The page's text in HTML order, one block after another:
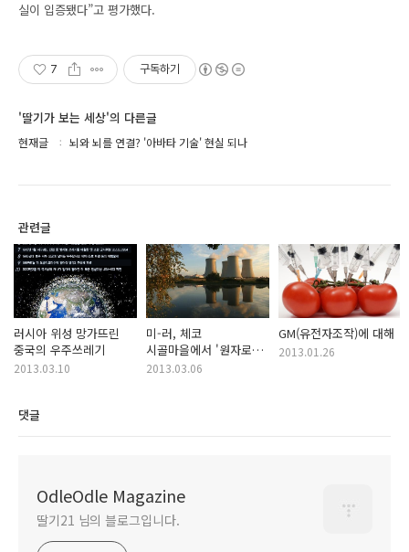
실이 입증됐다”고 평가했다.
7 구독하기
'딸기가 보는 세상'의 다른글
현재글 뇌와 뇌를 연결? '아바타 기술' 현실 되나
관련글
러시아 위성 망가뜨린
중국의 우주쓰레기
2013.03.10
미-러, 체코
시골마을에서 '원자로
경쟁'
2013.03.06
GM(유전자조작)에 대해
2013.01.26
댓글
OdleOdle Magazine
딸기21 님의 블로그입니다.